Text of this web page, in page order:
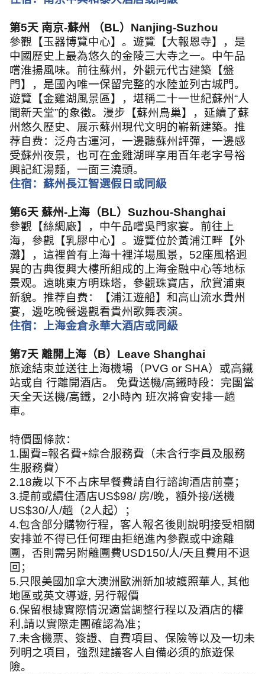
第5天 南京-蘇州 （BL） Nanjing-Suzhou
參觀【玉器博覽中心】。遊覽【大報恩寺】，是
中國歷史上最為悠久的金陵三大寺之一。中午品
嚐淮揚風味。前往蘇州，外觀元代古建築【盤
門】，是國內唯一保留完整的水陸並列古城門。
遊覽【金雞湖風景區】，堪稱二十一世紀蘇州“人
間新天堂”的象徵。漫步【蘇州鳥巢】，延續了蘇
州悠久歷史、展示蘇州現代文明的嶄新建築。推
荐自费：泛舟古運河，一邊聽蘇州評彈，一邊感
受蘇州夜景，也可在金雞湖畔享用百年老字号裕
興記紅湯麵，一面三澆頭。
住宿：蘇州長江智選假日或同級
第6天 蘇州-上海（BL） Suzhou-Shanghai
參觀【絲綢廠】，中午品嚐吳門家宴。前往上
海，參觀【乳膠中心】。遊覽位於黃浦江畔【外
灘】，這裡曾有上海十裡洋場風景， 52座風格迥
異的古典復興大樓所組成的上海金融中心等地标
景观。遠眺東方明珠塔，參觀珠寶店，欣賞浦東
新貌。推荐自费：【浦江遊船】和高山流水貴州
宴，邊吃晚餐邊觀看貴州歌舞表演。
住宿：上海金倉永華大酒店或同級
第7天 離開上海（B） Leave Shanghai
旅途結束並送往上海機場（PVG or SHA）或高鐵
站或自 行離開酒店。 免費送機/高鐵時段：完團當
天全天送機/高鐵， 2小時內 班次將會安排一趟
車。
特價團條款：
1.團費=報名費+綜合服務費（未含行李員及服務
生服務費）
2.18歲以下不占床早餐費請自行諮詢酒店前臺；
3.提前或續住酒店US$98/ 房/晚，額外接/送機
US$30/人/趟（2人起）；
4.包含部分購物行程，客人報名後則說明接受相關
安排並不得已任何理由拒絕進內參觀或中途離
團，否則需另附離團費USD150/人/天且費用不退
回；
5.只限美國加拿大澳洲歐洲新加坡護照華人, 其他
地區或英文導遊, 另行報價
6.保留根據實際情況適當調整行程以及酒店的權
利 ,請以實際走團確認為准；
7.未含機票、簽證、自費項目、保險等以及一切未
列明之項目，強烈建議客人自備必須的旅遊保
險。